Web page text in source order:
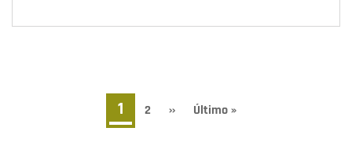
Página
actual
1 Page
2
Siguiente
››
Última
Último »